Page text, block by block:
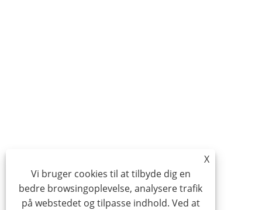
X
Vi bruger cookies til at tilbyde dig en
bedre browsingoplevelse, analysere trafik
på webstedet og tilpasse indhold. Ved at